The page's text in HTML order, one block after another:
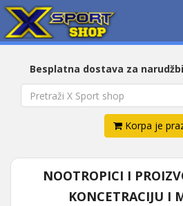
Besplatna dostava za
Korpa je
NOOTROPICI I
KONCETRACIJU I